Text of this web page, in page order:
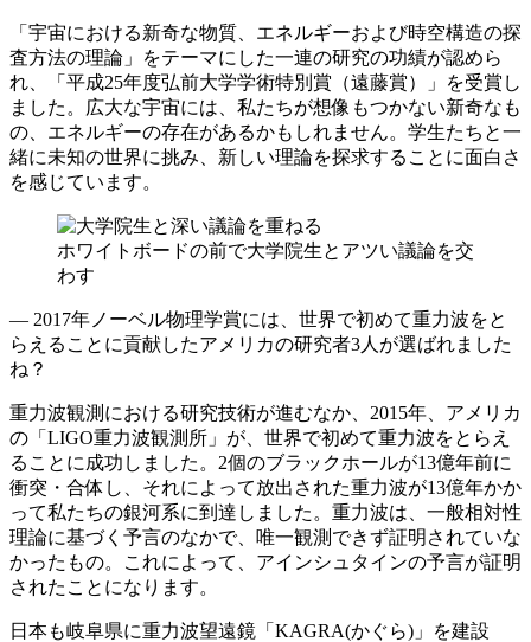
「宇宙における新奇な物質、エネルギーおよび時空構造の探
査方法の理論」をテーマにした一連の研究の功績が認めら
れ、「平成25年度弘前大学学術特別賞（遠藤賞）」を受賞し
ました。広大な宇宙には、私たちが想像もつかない新奇なも
の、エネルギーの存在があるかもしれません。学生たちと一
緒に未知の世界に挑み、新しい理論を探求することに面白さ
を感じています。
ホワイトボードの前で大学院生とアツい議論を交
わす
― 2017年ノーベル物理学賞には、世界で初めて重力波をと
らえることに貢献したアメリカの研究者3人が選ばれました
ね？
重力波観測における研究技術が進むなか、2015年、アメリカ
の「LIGO重力波観測所」が、世界で初めて重力波をとらえ
ることに成功しました。2個のブラックホールが13億年前に
衝突・合体し、それによって放出された重力波が13億年かか
って私たちの銀河系に到達しました。重力波は、一般相対性
理論に基づく予言のなかで、唯一観測できず証明されていな
かったもの。これによって、アインシュタインの予言が証明
されたことになります。
日本も岐阜県に重力波望遠鏡「KAGRA(かぐら)」を建設